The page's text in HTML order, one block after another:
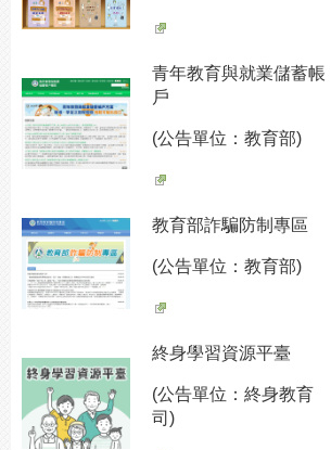
青年教育與就業儲蓄帳
戶
(公告單位：教育部)
教育部詐騙防制專區
(公告單位：教育部)
終身學習資源平臺
(公告單位：終身教育
司)